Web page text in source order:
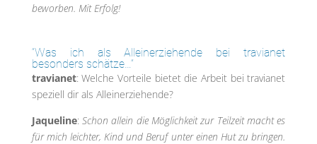
beworben. Mit Erfolg!
“Was ich als Alleinerziehende bei travianet
besonders schätze…“
travianet: Welche Vorteile bietet die Arbeit bei travianet
speziell dir als Alleinerziehende?
Jaqueline: Schon allein die Möglichkeit zur Teilzeit macht es
für mich leichter, Kind und Beruf unter einen Hut zu bringen.